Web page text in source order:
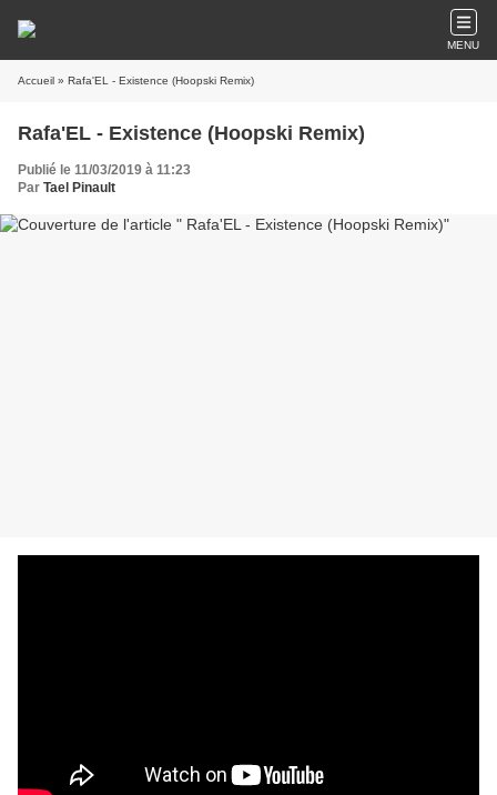
MENU
Accueil » Rafa'EL - Existence (Hoopski Remix)
Rafa'EL - Existence (Hoopski Remix)
Publié le 11/03/2019 à 11:23
Par Tael Pinault